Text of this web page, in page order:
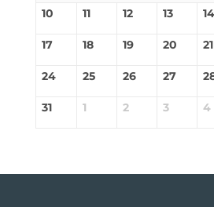
10 11 12 13 14
17 18 19 20 21
24 25 26 27
31 1 2 3 4